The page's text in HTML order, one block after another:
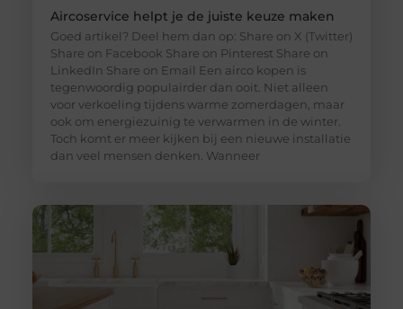
Aircoservice helpt je de juiste keuze maken
Goed artikel? Deel hem dan op: Share on X (Twitter)
Share on Facebook Share on Pinterest Share on
LinkedIn Share on Email Een airco kopen is
tegenwoordig populairder dan ooit. Niet alleen
voor verkoeling tijdens warme zomerdagen, maar
ook om energiezuinig te verwarmen in de winter.
Toch komt er meer kijken bij een nieuwe installatie
dan veel mensen denken. Wanneer